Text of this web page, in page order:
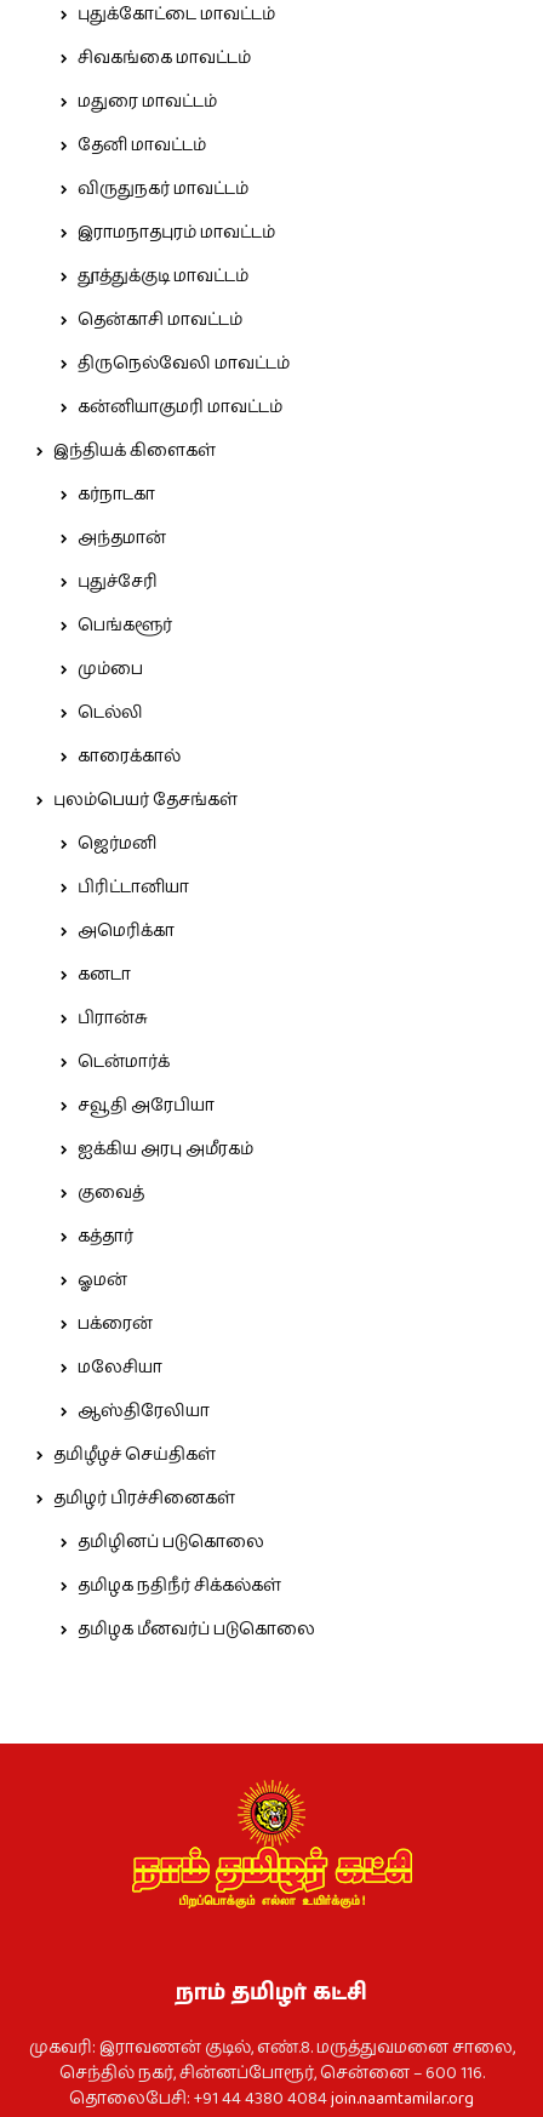
புதுக்கோட்டை மாவட்டம்
சிவகங்கை மாவட்டம்
மதுரை மாவட்டம்
தேனி மாவட்டம்
விருதுநகர் மாவட்டம்
இராமநாதபுரம் மாவட்டம்
தூத்துக்குடி மாவட்டம்
தென்காசி மாவட்டம்
திருநெல்வேலி மாவட்டம்
கன்னியாகுமரி மாவட்டம்
இந்தியக் கிளைகள்
கர்நாடகா
அந்தமான்
புதுச்சேரி
பெங்களூர்
மும்பை
டெல்லி
காரைக்கால்
புலம்பெயர் தேசங்கள்
ஜெர்மனி
பிரிட்டானியா
அமெரிக்கா
கனடா
பிரான்சு
டென்மார்க்
சவூதி அரேபியா
ஐக்கிய அரபு அமீரகம்
குவைத்
கத்தார்
ஓமன்
பக்ரைன்
மலேசியா
ஆஸ்திரேலியா
தமிழீழச் செய்திகள்
தமிழர் பிரச்சினைகள்
தமிழினப் படுகொலை
தமிழக நதிநீர் சிக்கல்கள்
தமிழக மீனவர்ப் படுகொலை
நாம் தமிழர் கட்சி
முகவரி: இராவணன் குடில், எண்.8. மருத்துவமனை சாலை,
செந்தில் நகர், சின்னப்போரூர், சென்னை – 600 116.
தொலைபேசி: +91 44 4380 4084join.naamtamilar.org